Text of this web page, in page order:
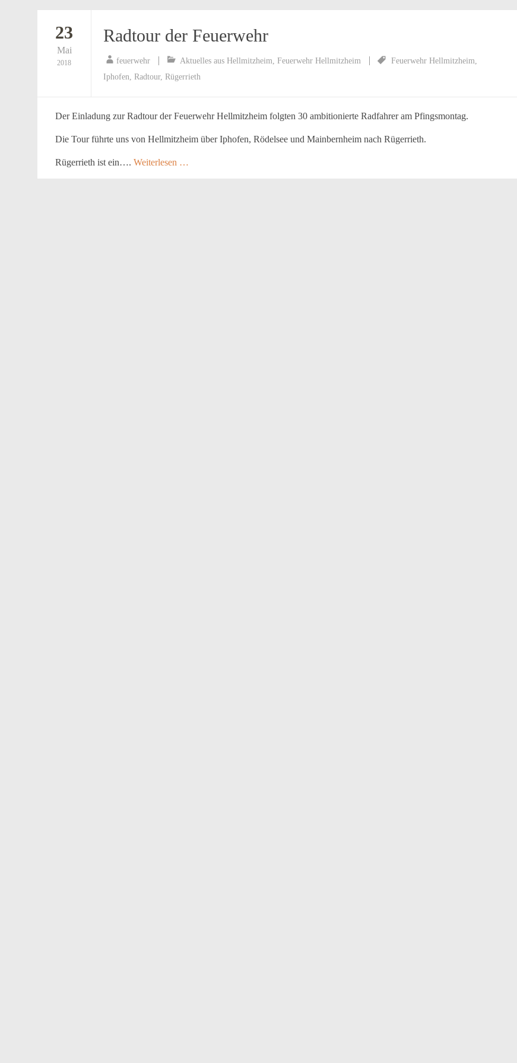
23
Mai
2018
Radtour der Feuerwehr
feuerwehr Aktuelles aus Hellmitzheim Feuerwehr Hellmitzheim Feuerwehr Hellmitzheim
Iphofen Radtour, Rügerrieth
Der Einladung zur Radtour der Feuerwehr Hellmitzheim folgten 30 ambitionierte Radfahrer am Pfingsmontag.
Die Tour führte uns von Hellmitzheim über Iphofen, Rödelsee und Mainbernheim nach Rügerrieth.
Rügerrieth ist ein…. Weiterlesen …